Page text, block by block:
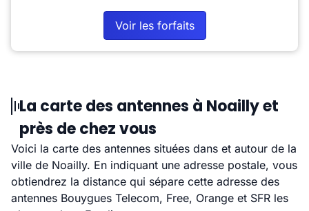
Voir les forfaits
La carte des antennes à Noailly et
près de chez vous
Voici la carte des antennes situées dans et autour de la
ville de Noailly. En indiquant une adresse postale, vous
obtiendrez la distance qui sépare cette adresse des
antennes Bouygues Telecom, Free, Orange et SFR les